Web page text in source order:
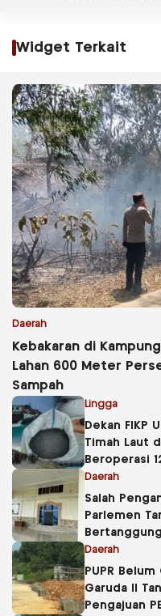
Widget Terkait
Daerah
Kebakaran di
Lahan 600 Meter
Sampah
Lingga
Dekan FIKP
Timah Laut
Beroperasi
Daerah
Salah
Parlemen
atau
Daerah
PUPR
Garuda II
Pengajuan